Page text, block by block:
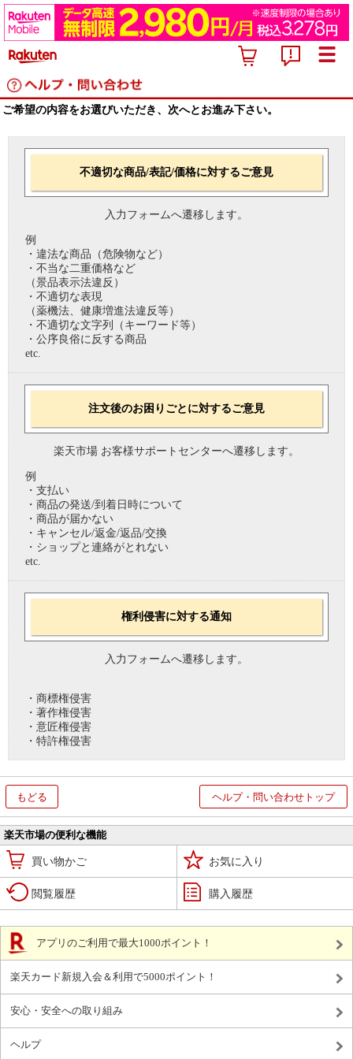
ご希望の内容をお選びいただき、次へとお進み下さい。
不適切な商品/表記/価格に対するご意見
入力フォームへ遷移します。
例
・違法な商品（危険物など）
・不当な二重価格など
（景品表示法違反）
・不適切な表現
（薬機法、健康増進法違反等）
・不適切な文字列（キーワード等）
・公序良俗に反する商品
etc.
注文後のお困りごとに対するご意見
楽天市場 お客様サポートセンターへ遷移します。
例
・支払い
・商品の発送/到着日時について
・商品が届かない
・キャンセル/返金/返品/交換
・ショップと連絡がとれない
etc.
権利侵害に対する通知
入力フォームへ遷移します。
・商標権侵害
・著作権侵害
・意匠権侵害
・特許権侵害
もどる ヘルプ・問い合わせトップ
楽天市場の便利な機能
買い物かご お気に入り
閲覧履歴 購入履歴
アプリのご利用で最大1000ポイント！
楽天カード新規入会＆利用で5000ポイント！
安心・安全への取り組み
ヘルプ